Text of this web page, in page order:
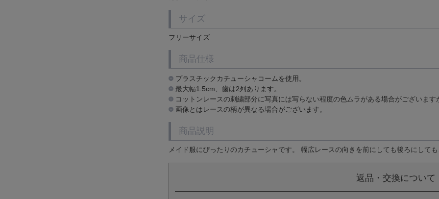
サイズ
フリーサイズ
商品仕様
プラスチックカチューシャコームを使用。
最大幅1.5cm、歯は2列あります。
コットンレースの刺繍部分に写真には写らない程度の色ムラがある場合がございま
画像とはレースの柄が異なる場合がございます。
商品説明
メイド服にぴったりのカチューシャです。 幅広レースの向きを前にしても後ろにして
返品・交換について